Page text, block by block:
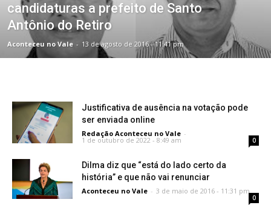
candidaturas a prefeito de Santo
Antônio do Retiro
Aconteceu no Vale - 13 de agosto de 2016 - 11:41 pm
Justificativa de ausência na votação pode
ser enviada online
Redação Aconteceu no Vale -
1 de outubro de 2022 - 8:49 am 0
Dilma diz que “está do lado certo da
história” e que não vai renunciar
Aconteceu no Vale - 3 de maio de 2016 - 11:31 pm
0